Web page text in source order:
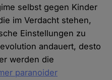
selbst gegen Kinder
im Verdacht stehen,
Einstellungen zu
andauert, desto
werden die
paranoider